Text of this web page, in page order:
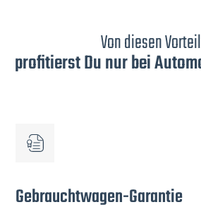
Von diesen
profitierst Du nur bei
Gebrauchtwagen-Garantie